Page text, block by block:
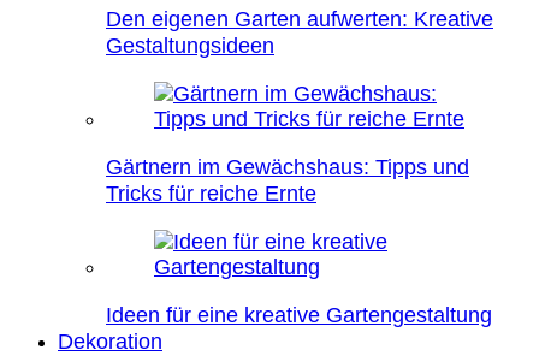
Den eigenen Garten aufwerten: Kreative
Gestaltungsideen
Gärtnern im Gewächshaus: Tipps und
Tricks für reiche Ernte
Ideen für eine kreative Gartengestaltung
Dekoration